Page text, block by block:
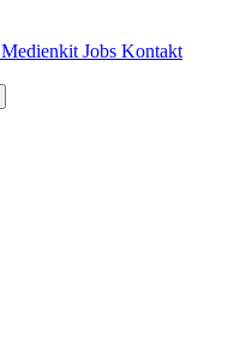
Medienkit Jobs Kontakt